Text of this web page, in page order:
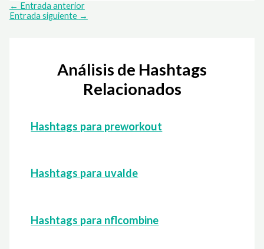
← Entrada anterior
Entrada siguiente →
Análisis de Hashtags
Relacionados
Hashtags para preworkout
Hashtags para uvalde
Hashtags para nflcombine